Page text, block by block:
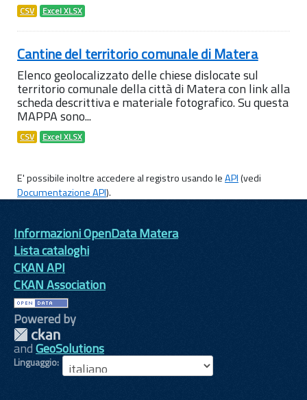
CSV Excel XLSX
Cantine del territorio comunale di Matera
Elenco geolocalizzato delle chiese dislocate sul
territorio comunale della città di Matera con link alla
scheda descrittiva e materiale fotografico. Su questa
MAPPA sono...
CSV Excel XLSX
E' possibile inoltre accedere al registro usando leAPI(vedi
Documentazione API).
Informazioni OpenData Matera
Lista cataloghi
CKAN API
CKAN Association
Powered by
andGeoSolutions
Linguaggio